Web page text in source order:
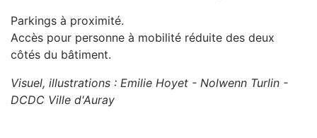
Parkings à proximité.
Accès pour personne à mobilité réduite des deux
côtés du bâtiment.
Visuel, illustrations : Emilie Hoyet - Nolwenn Turlin -
DCDC Ville d'Auray